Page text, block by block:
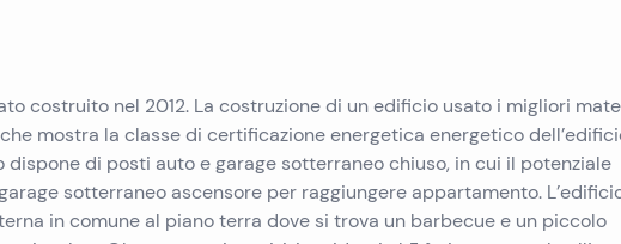
costruito nel 2012. La costruzione di un edificio usato i migliori
mostra la classe di certificazione energetica energetico
dispone di posti auto e garage sotterraneo chiuso, in cui il potenziale
sotterraneo ascensore per raggiungere appartamento.
in comune al piano terra dove si trova un barbecue e un piccolo